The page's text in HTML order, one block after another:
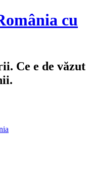
cu
Ce e de văzut